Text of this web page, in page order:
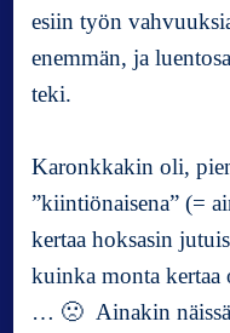
esiin työn
enemmän, ja
teki.
Karonkkakin oli,
”kiintiönaisena” (=
kertaa hoksasin
kuinka monta
… 🙁 Ainakin näissä